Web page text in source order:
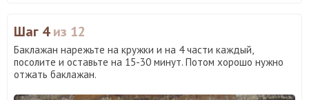
Шаг 4из 12
Баклажан нарежьте на кружки и на 4 части каждый,
посолите и оставьте на 15-30 минут. Потом хорошо нужно
отжать баклажан.